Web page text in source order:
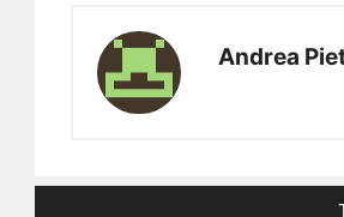
Andrea